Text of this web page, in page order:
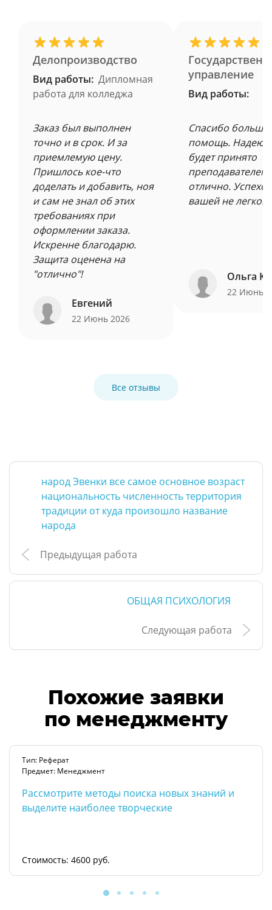
Делопроизводство
Вид работы: Дипломная
работа для колледжа
Заказ был выполнен
точно и в срок. И за
приемлемую цену.
Пришлось кое-что
доделать и добавить, ноя
и сам не знал об этих
требованиях при
оформлении заказа.
Искренне благодарю.
Защита оценена на
"отлично"!
Евгений
22 Июнь 2026
управление
Вид работы:
Спасибо
помощь.
будет принято
преподавателем
отлично.
вашей не легкой
Ольга
22 Июнь
Все отзывы
народ Эвенки все самое основное возраст
национальность численность территория
традиции от куда произошло название
народа
Предыдущая работа
ОБЩАЯ ПСИХОЛОГИЯ
Следующая работа
Похожие заявки
по менеджменту
Тип: Реферат
Предмет: Менеджмент
Рассмотрите методы поиска новых знаний и
выделите наиболее творческие
Стоимость: 4600 руб.